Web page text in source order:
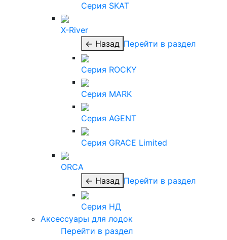
Серия SKAT
X-River
← Назад Перейти в раздел
Серия ROCKY
Серия MARK
Серия AGENT
Серия GRACE Limited
ORCA
← Назад Перейти в раздел
Серия НД
Аксессуары для лодок
Перейти в раздел